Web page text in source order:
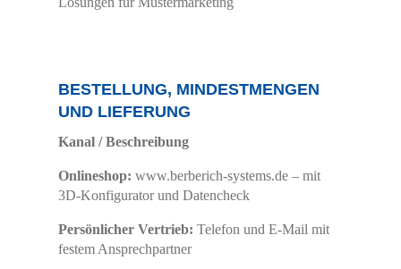
BESTELLUNG, MINDESTMENGEN
UND LIEFERUNG
Kanal / Beschreibung
Onlineshop: www.berberich-systems.de – mit
3D-Konfigurator und Datencheck
Persönlicher Vertrieb: Telefon und E-Mail mit
festem Ansprechpartner